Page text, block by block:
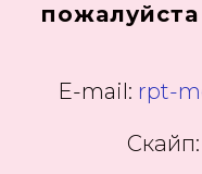
E-mail: rpt-
Скайп: